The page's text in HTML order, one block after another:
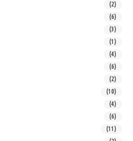
(2)
(6)
(3)
(1)
(4)
(6)
(2)
(10)
(4)
(6)
(11)